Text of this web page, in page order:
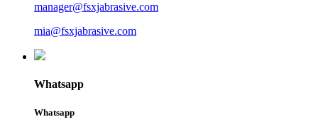
manager@fsxjabrasive.com
mia@fsxjabrasive.com
Whatsapp
Whatsapp